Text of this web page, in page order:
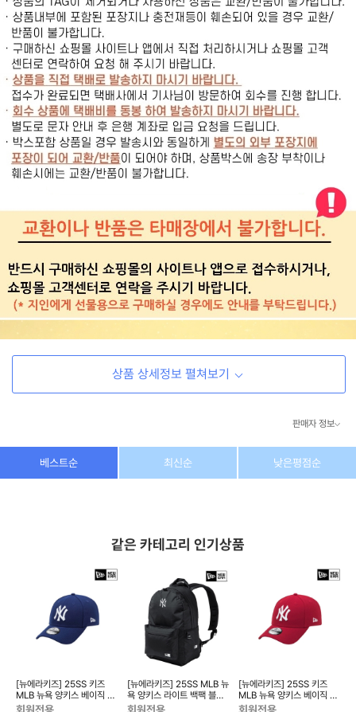
상품 상세정보 펼쳐보기
판매자 정보
상호/대표자 (주) 동이커머스
dongeecom@naver.com
소재지 경기도 고양시 덕양구 꽃마을로64, 1235호
베스트순 최신순 낮은평점순
같은 카테고리 인기상품
[뉴에라키즈] 25SS 키즈
MLB 뉴욕 양키스 베이직 볼
캡 다크 로얄 13570683
회원전용
[뉴에라키즈] 25SS MLB 뉴
욕 양키스 라이트 백팩 블랙
14541192
회원전용
[뉴에라키즈] 25SS 키즈
MLB 뉴욕 양키스 베이직 볼
캡 스칼렛 13570679
회원전용